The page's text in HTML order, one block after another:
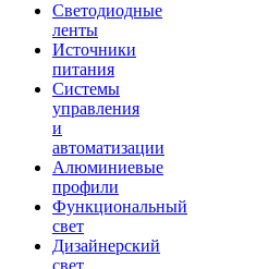
Светодиодные
ленты
Источники
питания
Системы
управления
и
автоматизации
Алюминиевые
профили
Функциональный
свет
Дизайнерский
свет